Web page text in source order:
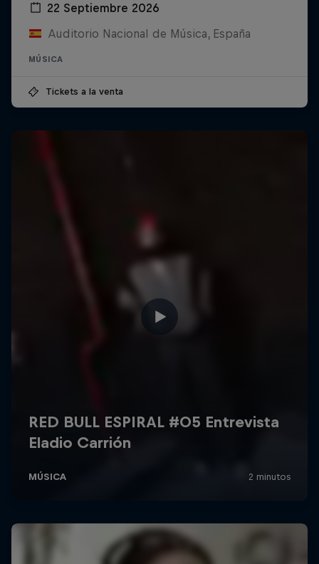
22 Septiembre 2026
Auditorio Nacional de Música, España
MÚSICA
Tickets a la venta